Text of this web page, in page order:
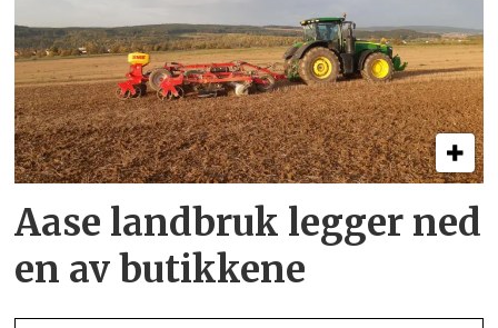
Aase landbruk legger ned
en av butikkene